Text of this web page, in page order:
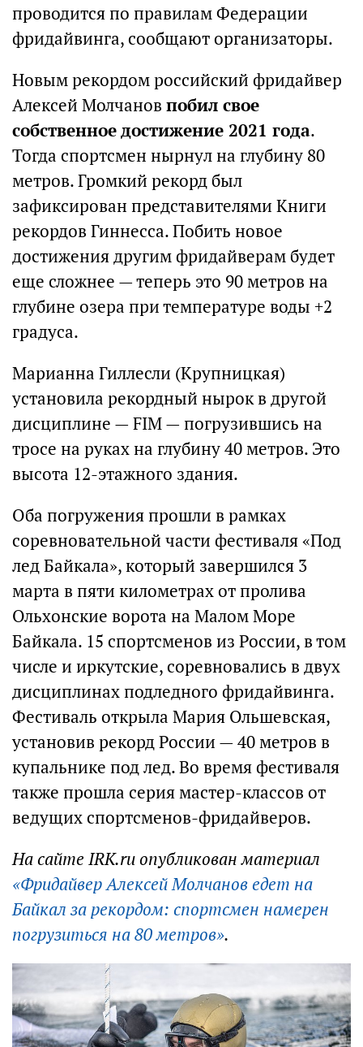
проводится по правилам Федерации
фридайвинга, сообщают организаторы.
Новым рекордом российский фридайвер
Алексей Молчанов побил свое
собственное достижение 2021 года.
Тогда спортсмен нырнул на глубину 80
метров. Громкий рекорд был
зафиксирован представителями Книги
рекордов Гиннесса. Побить новое
достижения другим фридайверам будет
еще сложнее — теперь это 90 метров на
глубине озера при температуре воды +2
градуса.
Марианна Гиллесли (Крупницкая)
установила рекордный нырок в другой
дисциплине — FIM — погрузившись на
тросе на руках на глубину 40 метров. Это
высота 12-этажного здания.
Оба погружения прошли в рамках
соревновательной части фестиваля «Под
лед Байкала», который завершился 3
марта в пяти километрах от пролива
Ольхонские ворота на Малом Море
Байкала. 15 спортсменов из России, в том
числе и иркутские, соревновались в двух
дисциплинах подледного фридайвинга.
Фестиваль открыла Мария Ольшевская,
установив рекорд России — 40 метров в
купальнике под лед. Во время фестиваля
также прошла серия мастер-классов от
ведущих спортсменов-фридайверов.
На сайте IRK.ru опубликован материал
«Фридайвер Алексей Молчанов едет на
Байкал за рекордом: спортсмен намерен
погрузиться на 80 метров».